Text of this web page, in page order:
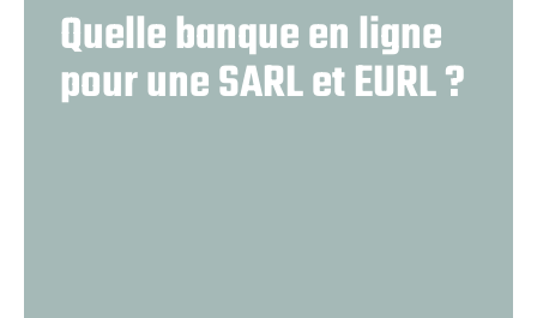
Quelle banque en ligne
pour une SARL et EURL ?